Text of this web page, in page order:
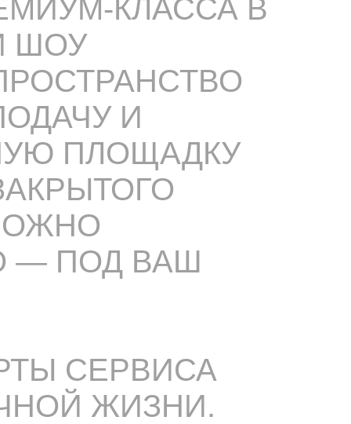
КЛАССА В
ШОУ
И
ПЛОЩАДКУ
— ПОД ВАШ
СЕРВИСА
ЖИЗНИ.